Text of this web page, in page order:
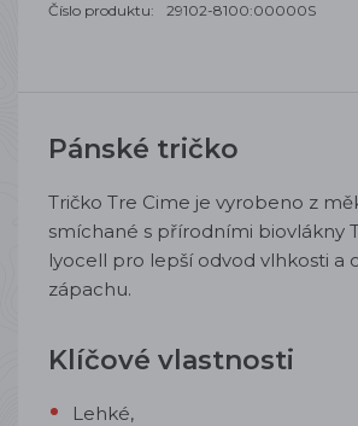
Číslo produktu:
29102-8100:00000S
Pánské tričko
Tričko Tre Cime je vyrobeno z
smíchané s přírodními biovlákny
lyocell pro lepší odvod vlhkosti a
zápachu.
Klíčové vlastnosti
Lehké,